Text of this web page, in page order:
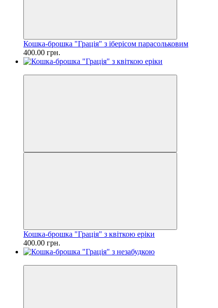
Кошка-брошка "Грація" з іберісом парасольковим
400.00 грн.
Кошка-брошка "Грація" з квіткою еріки
400.00 грн.